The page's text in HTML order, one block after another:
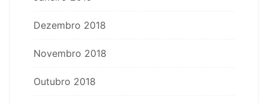
Dezembro 2018
Novembro 2018
Outubro 2018